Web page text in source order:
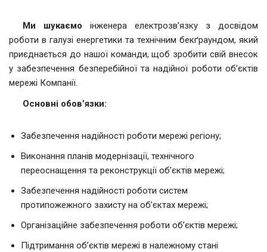
Ми шукаємо інженера електрозв’язку з досвідом
роботи в галузі енергетики та технічним бекґраундом, який
приєднається до нашої команди, щоб зробити свій внесок
у забезпечення безперебійної та надійної роботи об’єктів
мережі Компанії.
Основні обов’язки:
Забезпечення надійності роботи мережі регіону;
Виконання планів модернізації, технічного
переоснащення та реконструкції об’єктів мережі;
Забезпечення надійності роботи систем
протипожежного захисту на об’єктах мережі;
Організаційне забезпечення роботи об’єктів мережі;
Підтримання об’єктів мережі в належному стані